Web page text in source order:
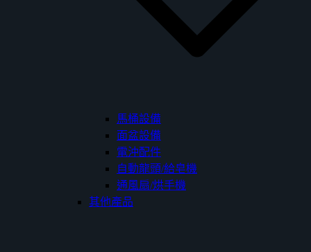
馬桶設備
面盆設備
電沖配件
自動龍頭/給皂機
通風扇/烘手機
其他產品